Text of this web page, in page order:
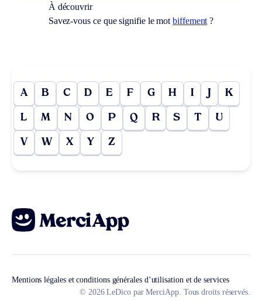
À découvrir
Savez-vous ce que signifie le motbiffement ?
A B C D E F G H I J K
L M N O P Q R S T U
V W X Y Z
Mentions légales et conditions générales d’utilisation et de services
© 2026 LeDico par MerciApp. Tous droits réservés.